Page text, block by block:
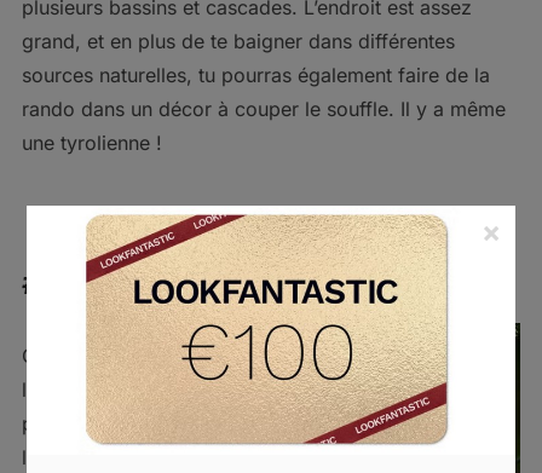
plusieurs bassins et cascades. L’endroit est assez
grand, et en plus de te baigner dans différentes
sources naturelles, tu pourras également faire de la
rando dans un décor à couper le souffle. Il y a même
une tyrolienne !
#7 Nanda Blue Hole (Vanuatu)
On a trouvé
l’endroit
parfait pour
les fans de
×